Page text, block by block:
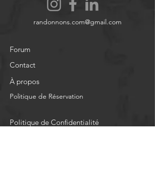
randonnons.com@gmail.com
Forum
Contact
À propos
Politique de Réservation
Politique de Confidentialité